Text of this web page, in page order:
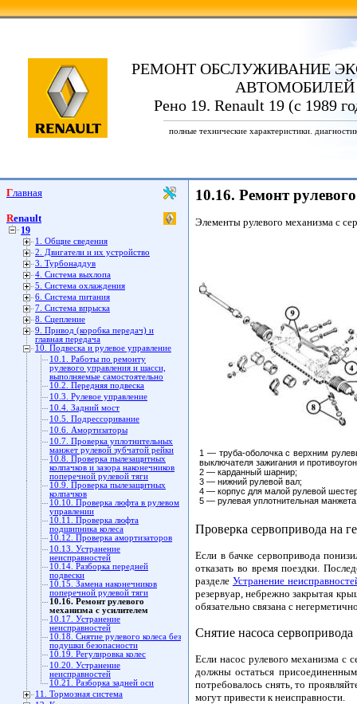
РЕМОНТ ОБСЛУЖИВАНИЕ
АВТОМОБИЛЕЙ
Рено 19. Renault 19 (с 1989
полные технические характеристики.
Главная
Renault
19
1. Общие сведения
2. Двигатели и их устройство
3. Турбонаддув
4. Система выхлопа
5. Система охлаждения
6. Система питания
7. Система впрыска
8. Сцепление
9. Привод (коробка передач) и
главная передача
10. Подвеска и рулевое управление
10.1. Работы по ремонту
рулевого управления и шасси,
выполняемые самостоятельно
10.2. Передняя подвеска
10.3. Рулевое управление
10.4. Задний мост
10.5. Подрессоривание
10.6. Амортизаторы
10.7. Проверка уплотнительных
манжет рулевой зубчатой рейки
10.8. Проверка пылезащитных
колпачков и зазора наконечников
поперечной рулевой тяги
10.9. Проверка пылезащитных
колпачков
10.10. Проверка люфта в рулевом
управлении
10.11. Проверка люфта
подшипника колеса
10.12. Проверка амортизаторов
10.13. Устранение
неисправностей
10.14. Разборка передней
подвески
10.15. Замена наконечников
поперечной рулевой тяги
10.16. Ремонт рулевого
механизма с усилителем
10.17. Устранение
неисправностей
10.18. Снятие рулевого колеса без
подушки безопасности
10.19. Регулировка колес
10.20. Устранение
неисправностей
10.21. Разборка задней оси
11. Тормозная система
10.16. Ремонт
Элементы рулевого механизма с
1 — труба-оболочка с верхним
выключателя зажигания и
2 — карданный шарнир;
3 — нижний рулевой вал;
4 — корпус для малой рулевой
5 — рулевая уплотнительная
Проверка сервопривода на
Если в бачке сервопривода
отказать во время поездки.
разделе Устранение
резервуар, небрежно закрытая
обязательно связана с
Снятие насоса сервопривода
Если насос рулевого механизма с
должны остаться
потребовалось снять, то
могут привести к неисправности.